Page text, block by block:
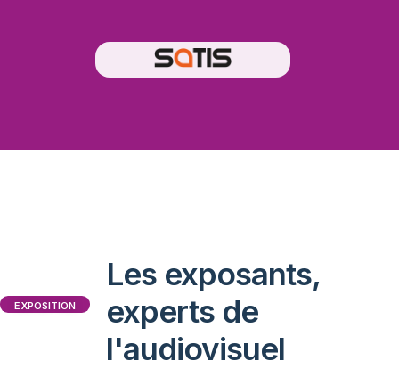
EXPOSITION
Les exposants,
experts de
l'audiovisuel